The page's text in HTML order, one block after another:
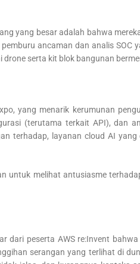
yang besar adalah bahwa
ancaman dan analis SOC
serta kit blok bangunan
yang menarik kerumunan
(terutama terkait API), dan
terhadap, layanan cloud AI
untuk melihat antusiasme
dari peserta AWS re:Invent
serangan yang terlihat di